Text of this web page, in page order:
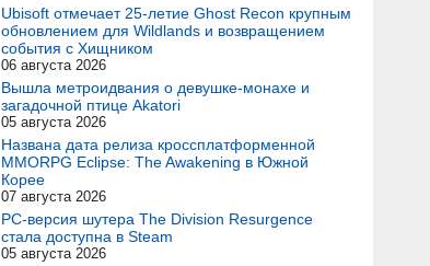
Ubisoft отмечает 25-летие Ghost Recon крупным
обновлением для Wildlands и возвращением
события с Хищником
06 августа 2026
Вышла метроидвания о девушке-монахе и
загадочной птице Akatori
05 августа 2026
Названа дата релиза кроссплатформенной
MMORPG Eclipse: The Awakening в Южной
Корее
07 августа 2026
PC-версия шутера The Division Resurgence
стала доступна в Steam
05 августа 2026